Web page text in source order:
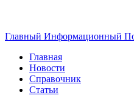
Главный Информационный
Главная
Новости
Справочник
Статьи